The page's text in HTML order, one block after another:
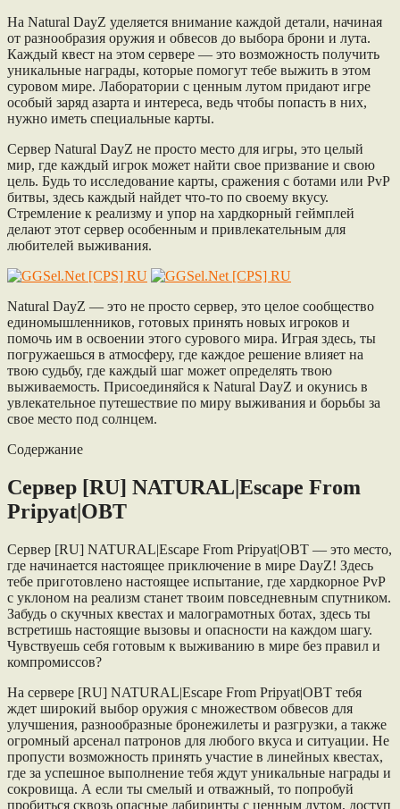
На Natural DayZ уделяется внимание каждой детали, начиная
от разнообразия оружия и обвесов до выбора брони и лута.
Каждый квест на этом сервере — это возможность получить
уникальные награды, которые помогут тебе выжить в этом
суровом мире. Лаборатории с ценным лутом придают игре
особый заряд азарта и интереса, ведь чтобы попасть в них,
нужно иметь специальные карты.
Сервер Natural DayZ не просто место для игры, это целый
мир, где каждый игрок может найти свое призвание и свою
цель. Будь то исследование карты, сражения с ботами или PvP
битвы, здесь каждый найдет что-то по своему вкусу.
Стремление к реализму и упор на хардкорный геймплей
делают этот сервер особенным и привлекательным для
любителей выживания.
Natural DayZ — это не просто сервер, это целое сообщество
единомышленников, готовых принять новых игроков и
помочь им в освоении этого сурового мира. Играя здесь, ты
погружаешься в атмосферу, где каждое решение влияет на
твою судьбу, где каждый шаг может определять твою
выживаемость. Присоединяйся к Natural DayZ и окунись в
увлекательное путешествие по миру выживания и борьбы за
свое место под солнцем.
Содержание
Сервер [RU] NATURAL|Escape From
Pripyat|OBT
Сервер [RU] NATURAL|Escape From Pripyat|OBT — это место,
где начинается настоящее приключение в мире DayZ! Здесь
тебе приготовлено настоящее испытание, где хардкорное PvP
с уклоном на реализм станет твоим повседневным спутником.
Забудь о скучных квестах и малограмотных ботах, здесь ты
встретишь настоящие вызовы и опасности на каждом шагу.
Чувствуешь себя готовым к выживанию в мире без правил и
компромиссов?
На сервере [RU] NATURAL|Escape From Pripyat|OBT тебя
ждет широкий выбор оружия с множеством обвесов для
улучшения, разнообразные бронежилеты и разгрузки, а также
огромный арсенал патронов для любого вкуса и ситуации. Не
пропусти возможность принять участие в линейных квестах,
где за успешное выполнение тебя ждут уникальные награды и
сокровища. А если ты смелый и отважный, то попробуй
пробиться сквозь опасные лабиринты с ценным лутом, доступ